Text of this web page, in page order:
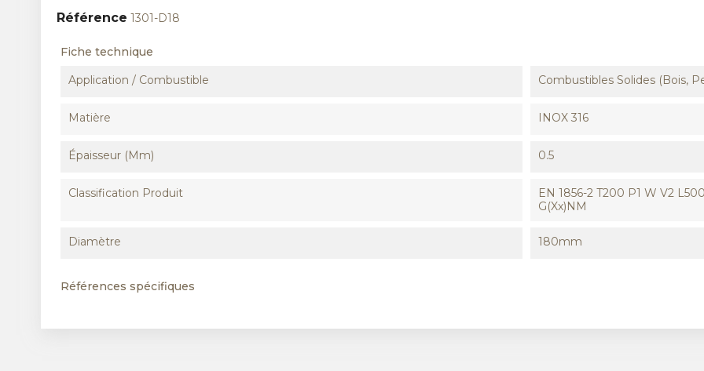
Référence 1301-D18
Fiche technique
Application / Combustible
Combustibles Solides (Bois,
Matière INOX 316
Épaisseur (mm) 0.5
Classification Produit
EN 1856-2 T200 P1 W V2
G(xx)NM
Diamètre 180mm
Références spécifiques